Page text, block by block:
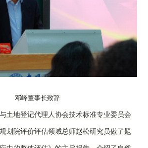
邓峰董事长致辞
土地登记代理人协会技术标准专业委员会
划院评价评估领域总师赵松研究员做了题